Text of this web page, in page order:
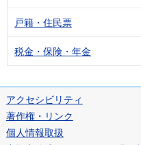
戸籍・住民票
税金・保険・年金
アクセシビリティ
著作権・リンク
個人情報取扱